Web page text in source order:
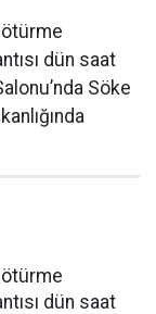
dün saat
Söke
dün saat